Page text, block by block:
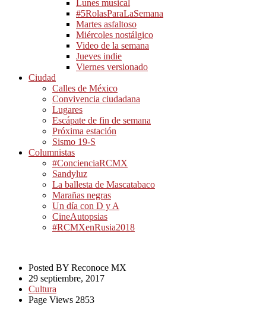
Lunes musical
#5RolasParaLaSemana
Martes asfaltoso
Miércoles nostálgico
Video de la semana
Jueves indie
Viernes versionado
Ciudad
Calles de México
Convivencia ciudadana
Lugares
Escápate de fin de semana
Próxima estación
Sismo 19-S
Columnistas
#ConcienciaRCMX
Sandyluz
La ballesta de Mascatabaco
Marañas negras
Un día con D y A
CineAutopsias
#RCMXenRusia2018
Posted BY Reconoce MX
29 septiembre, 2017
Cultura
Page Views 2853